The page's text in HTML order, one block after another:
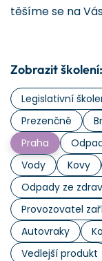
těšíme se na
Zobrazit školení:
Legislativní
Prezenčně
Praha
Vody
Kovy
Odpady ze
Provozovatel
Autovraky
Vedlejší produkt